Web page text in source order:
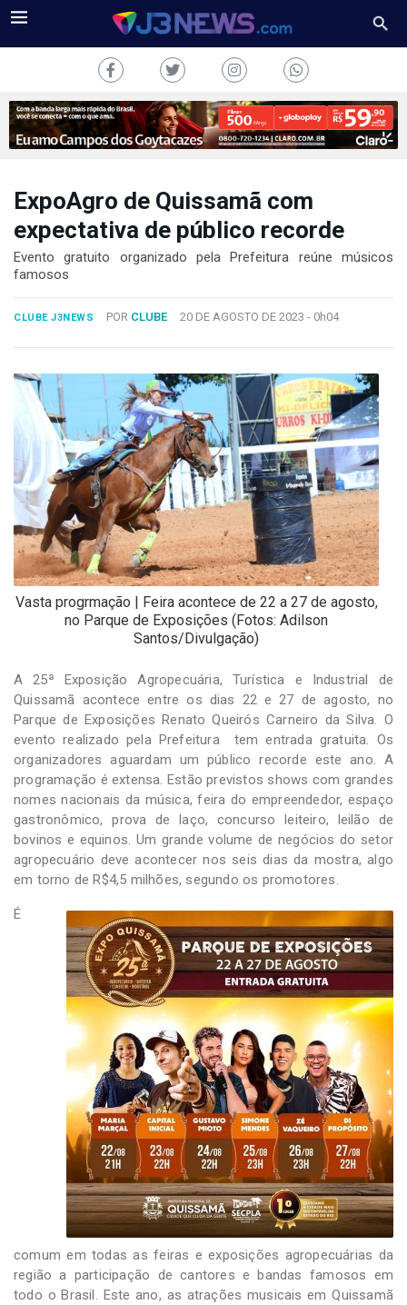
J3NEWS
TV
CONOSCO
Copyright
2024
Desenvolvido
Hesea
Tecnologia
Sistemas
ExpoAgro de Quissamã com
expectativa de público recorde
Evento gratuito organizado pela Prefeitura reúne músicos
famosos
CLUBE J3NEWS POR CLUBE 20 DE AGOSTO DE 2023 - 0h04
Vasta progrmação | Feira acontece de 22 a 27 de agosto,
no Parque de Exposições (Fotos: Adilson
Santos/Divulgação)
A 25ª Exposição Agropecuária, Turística e Industrial de
Quissamã acontece entre os dias 22 e 27 de agosto, no
Parque de Exposições Renato Queirós Carneiro da Silva. O
evento realizado pela Prefeitura tem entrada gratuita. Os
organizadores aguardam um público recorde este ano. A
programação é extensa. Estão previstos shows com grandes
nomes nacionais da música, feira do empreendedor, espaço
gastronômico, prova de laço, concurso leiteiro, leilão de
bovinos e equinos. Um grande volume de negócios do setor
agropecuário deve acontecer nos seis dias da mostra, algo
em torno de R$4,5 milhões, segundo os promotores.
É
comum em todas as feiras e exposições agropecuárias da
região a participação de cantores e bandas famosos em
todo o Brasil. Este ano, as atrações musicais em Quissamã